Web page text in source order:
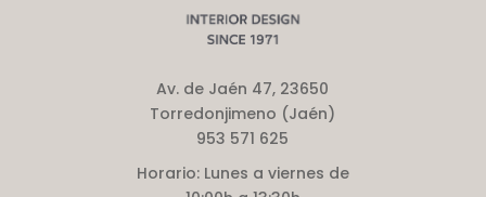
Av. de Jaén 47, 23650
Torredonjimeno (Jaén)
953 571 625
Horario:Lunes a viernes de